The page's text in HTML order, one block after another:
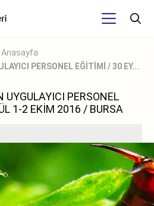
Anasayfa
PERSONEL EĞİTİMİ / 30 EY...
UYGULAYICI PERSONEL
1-2 EKİM 2016 / BURSA